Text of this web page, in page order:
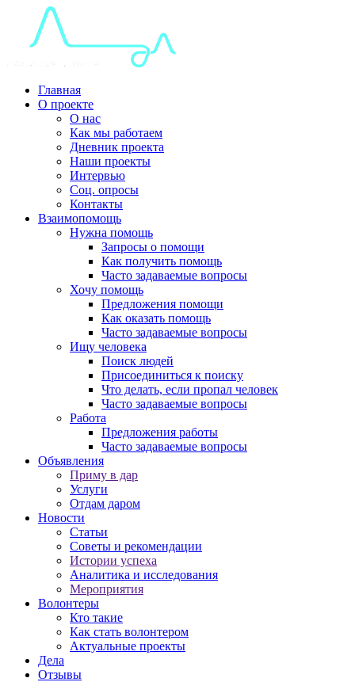
Главная
О проекте
О нас
Как мы работаем
Дневник проекта
Наши проекты
Интервью
Соц. опросы
Контакты
Взаимопомощь
Нужна помощь
Запросы о помощи
Как получить помощь
Часто задаваемые вопросы
Хочу помощь
Предложения помощи
Как оказать помощь
Часто задаваемые вопросы
Ищу человека
Поиск людей
Присоединиться к поиску
Что делать, если пропал человек
Часто задаваемые вопросы
Работа
Предложения работы
Часто задаваемые вопросы
Объявления
Приму в дар
Услуги
Отдам даром
Новости
Статьи
Советы и рекомендации
Истории успеха
Аналитика и исследования
Мероприятия
Волонтеры
Кто такие
Как стать волонтером
Актуальные проекты
Дела
Отзывы